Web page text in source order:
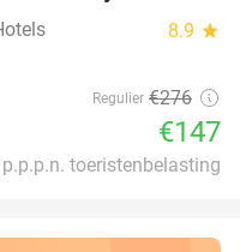
8.9 star
Regulier €276
€147
toeristenbelasting